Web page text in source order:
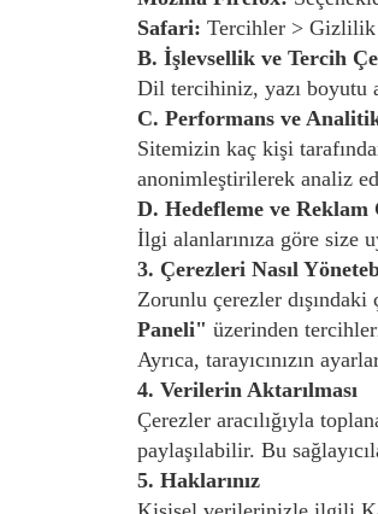
Safari: Tercihler >
B. İşlevsellik ve Tercih
Dil tercihiniz, yazı boyutu
C. Performans ve
Sitemizin kaç kişi
anonimleştirilerek analiz
D. Hedefleme ve
İlgi alanlarınıza göre size
3. Çerezleri Nasıl
Zorunlu çerezler
Paneli" üzerinden
Ayrıca, tarayıcınızın
4. Verilerin Aktarılması
Çerezler aracılığıyla
paylaşılabilir. Bu
5. Haklarınız